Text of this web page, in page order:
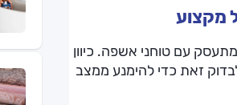
מקצוע
עם טוחני אשפה. כיוון
זאת כדי להימנע ממצב